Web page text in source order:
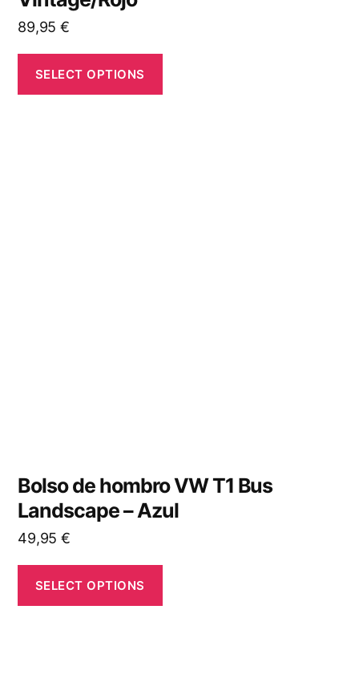
89,95 €
SELECT OPTIONS
Bolso de hombro VW T1 Bus
Landscape – Azul
49,95 €
SELECT OPTIONS